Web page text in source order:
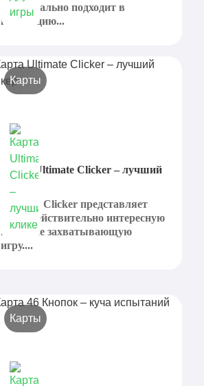
Она идеально подходит в
концепцию...
Карты
Карта Ultimate Clicker – лучший
Ultimate Clicker представляет
собой действительно интересную
и крайне захватывающую
игру....
Карты